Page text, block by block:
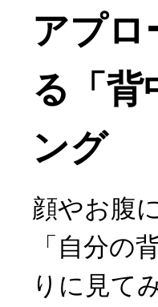
アプロ
る「背
ング
顔やお腹
「自分の
りに見て